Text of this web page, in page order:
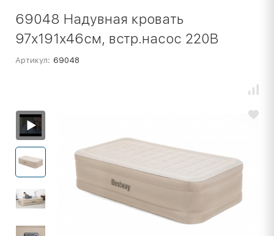
69048 Надувная кровать
97х191х46см, встр.насос 220В
Артикул: 69048